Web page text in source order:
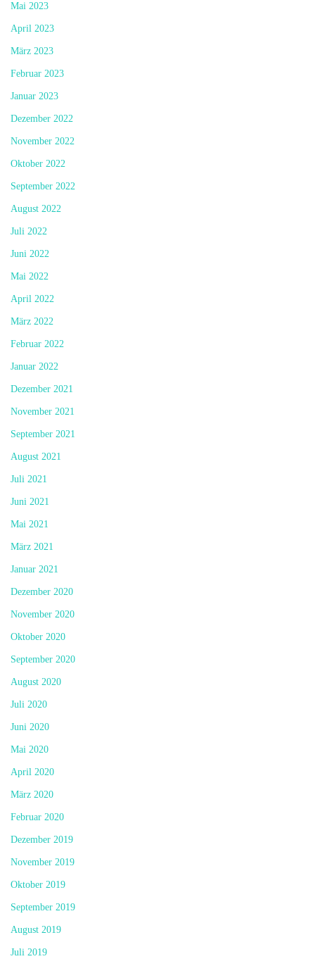
Mai 2023
April 2023
März 2023
Februar 2023
Januar 2023
Dezember 2022
November 2022
Oktober 2022
September 2022
August 2022
Juli 2022
Juni 2022
Mai 2022
April 2022
März 2022
Februar 2022
Januar 2022
Dezember 2021
November 2021
September 2021
August 2021
Juli 2021
Juni 2021
Mai 2021
März 2021
Januar 2021
Dezember 2020
November 2020
Oktober 2020
September 2020
August 2020
Juli 2020
Juni 2020
Mai 2020
April 2020
März 2020
Februar 2020
Dezember 2019
November 2019
Oktober 2019
September 2019
August 2019
Juli 2019